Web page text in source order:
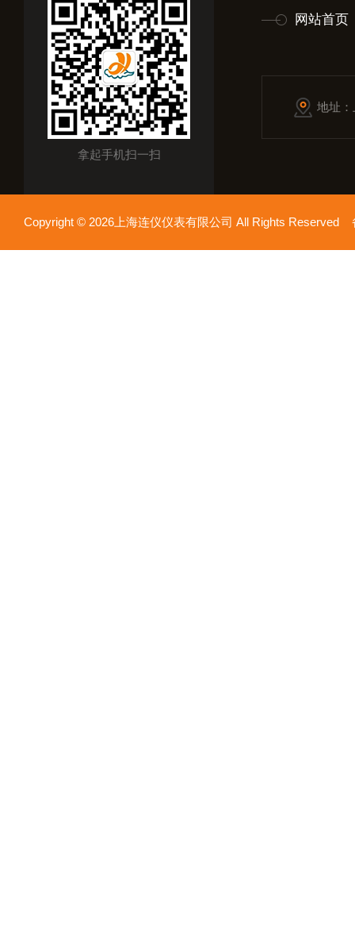
拿起手机扫一扫
网站首页
地址
Copyright © 2026上海连仪仪表有限公司 All Rights Reserved